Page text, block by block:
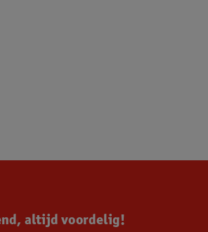
altijd voordelig!